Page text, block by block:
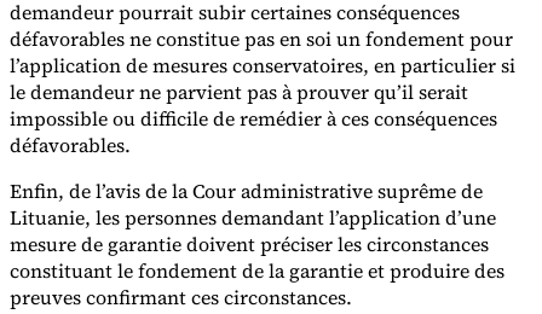
demandeur pourrait subir certaines conséquences
défavorables ne constitue pas en soi un fondement pour
l’application de mesures conservatoires, en particulier si
le demandeur ne parvient pas à prouver qu’il serait
impossible ou difficile de remédier à ces conséquences
défavorables.
Enfin, de l’avis de la Cour administrative suprême de
Lituanie, les personnes demandant l’application d’une
mesure de garantie doivent préciser les circonstances
constituant le fondement de la garantie et produire des
preuves confirmant ces circonstances.